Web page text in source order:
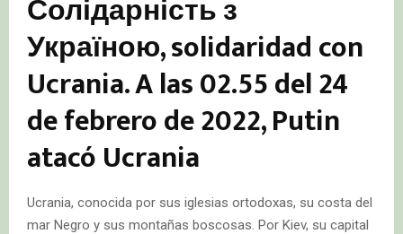
Солідарність з
Україною, solidaridad con
Ucrania. A las 02.55 del 24
de febrero de 2022, Putin
atacó Ucrania
Ucrania, conocida por sus iglesias ortodoxas, su costa del
mar Negro y sus montañas boscosas. Por Kiev, su capital